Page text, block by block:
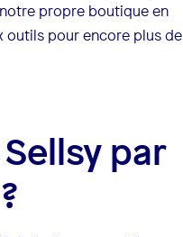
propre boutique en
outils pour encore plus de
par